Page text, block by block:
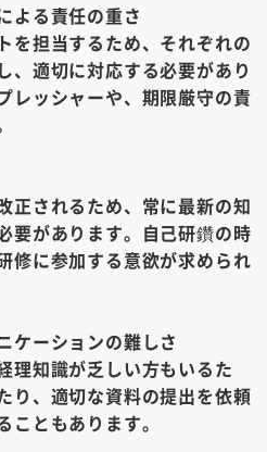
よる責任の重さ
を担当するため、それぞれの
、適切に対応する必要があり
レッシャーや、期限厳守の責
正されるため、常に最新の知
要があります。自己研鑽の時
修に参加する意欲が求められ
ケーションの難しさ
理知識が乏しい方もいるた
り、適切な資料の提出を依頼
こともあります。